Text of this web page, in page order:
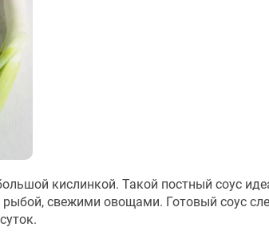
кислинкой. Такой постный соус
свежими овощами. Готовый соус